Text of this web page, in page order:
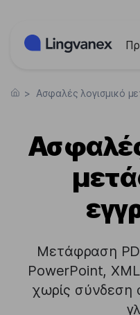
> Ασφαλές λογισμικό
Μετάφραση
PowerPoint,
χωρίς σύνδεση